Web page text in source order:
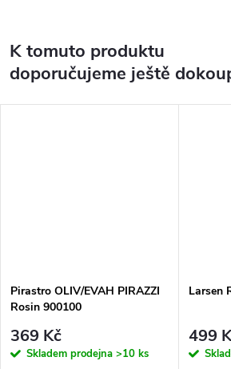
K tomuto produktu
doporučujeme ještě
Pirastro OLIV/EVAH PIRAZZI
Rosin 900100
369 Kč
Skladem prodejna >10 ks
Larsen
499